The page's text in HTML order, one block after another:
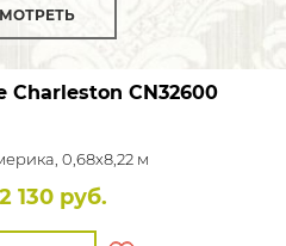
Charleston CN32600
0,68x8,22 м
130 руб.